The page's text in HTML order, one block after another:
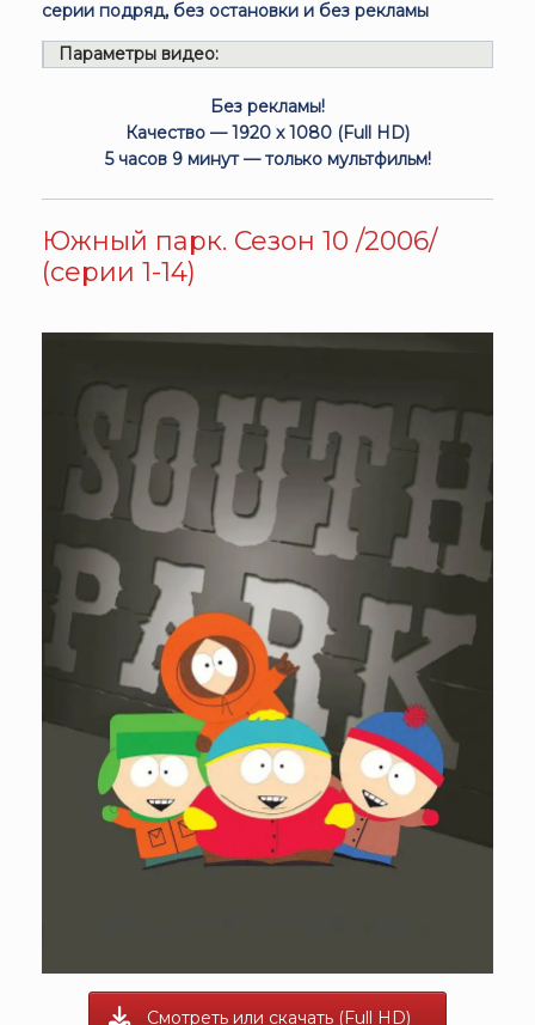
серии подряд, без остановки и без рекламы
Параметры видео:
Без рекламы!
Качество — 1920 x 1080 (Full HD)
5 часов 9 минут — только мультфильм!
Южный парк. Сезон 10 /2006/
(серии 1-14)
Смотреть или скачать (Full HD)